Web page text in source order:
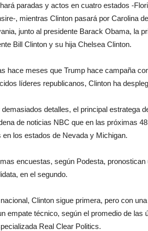
paradas y actos en cuatro estados -
, mientras Clinton pasará por Carolina
junto al presidente Barack Obama, la
Bill Clinton y su hija Chelsea Clinton.
hace meses que Trump hace campaña
líderes republicanos, Clinton ha
demasiados detalles, el principal estratega
de noticias NBC que en las próximas
en los estados de Nevada y Michigan.
encuestas, según Podesta,
en el segundo.
Clinton sigue primera, pero con
empate técnico, según el promedio de
Real Clear Politics.